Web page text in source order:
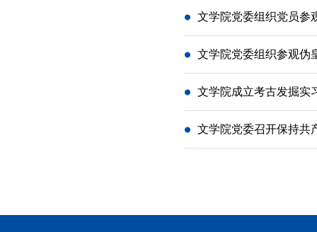
文学院党委组织党员参
文学院党委组织参观伪
文学院成立考古发掘实
文学院党委召开保持共